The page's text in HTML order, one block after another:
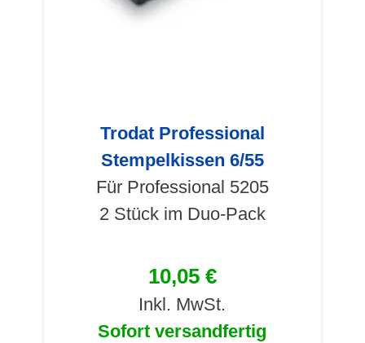
Trodat Professional
Stempelkissen 6/55
Für Professional 5205
2 Stück im Duo-Pack
10,05 €
Inkl. MwSt.
Sofort versandfertig